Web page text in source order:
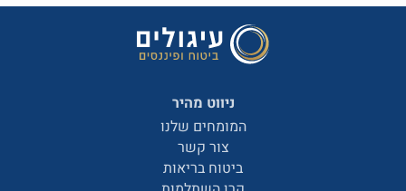
ניווט מהיר
המומחים שלנו
צור קשר
ביטוח בריאות